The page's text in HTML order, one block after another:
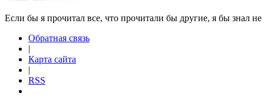
Если бы я прочитал все, что прочитали бы другие, я бы знал
Обратная связь
|
Карта сайта
|
RSS